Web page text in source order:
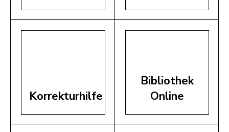
Korrekturhilfe
Bibliothek
Online